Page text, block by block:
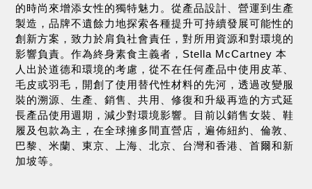
的時尚來增添女性的獨特魅力。從產品設計、營運到生產
製造，品牌不遺餘力地探索各種提升可持續發展可能性的
創新方案，致力於肩負社會責任，對所用資源和對環境的
影響負責。作為終身素食主義者，Stella McCartney 本
人出於道德和環境的考慮，從不在任何產品中使用皮革、
毛皮或羽毛，開創了使用替代性材料的先河，透過改變服
裝的溯源、生產、銷售、共用、修復和升級再造的方式延
長產品使用週期，減少對環境影響。目前以銷售女裝、鞋
履及包款為主，在全球擁多間直營店，遍佈紐約、倫敦、
巴黎、米蘭、東京、上海、北京、台灣和香港、首爾和新
加坡等。